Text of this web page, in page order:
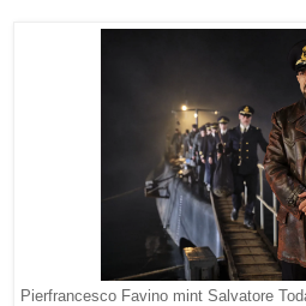
Pierfrancesco Favino mint Salvatore